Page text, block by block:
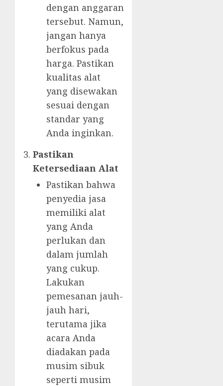
dengan anggaran
tersebut. Namun,
jangan hanya
berfokus pada
harga. Pastikan
kualitas alat
yang disewakan
sesuai dengan
standar yang
Anda inginkan.
Pastikan
Ketersediaan Alat
Pastikan bahwa
penyedia jasa
memiliki alat
yang Anda
perlukan dan
dalam jumlah
yang cukup.
Lakukan
pemesanan jauh-
jauh hari,
terutama jika
acara Anda
diadakan pada
musim sibuk
seperti musim